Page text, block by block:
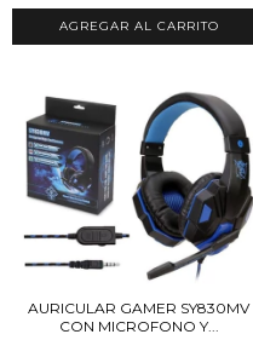
AURICULAR GAMER SY830MV
CON MICROFONO Y...